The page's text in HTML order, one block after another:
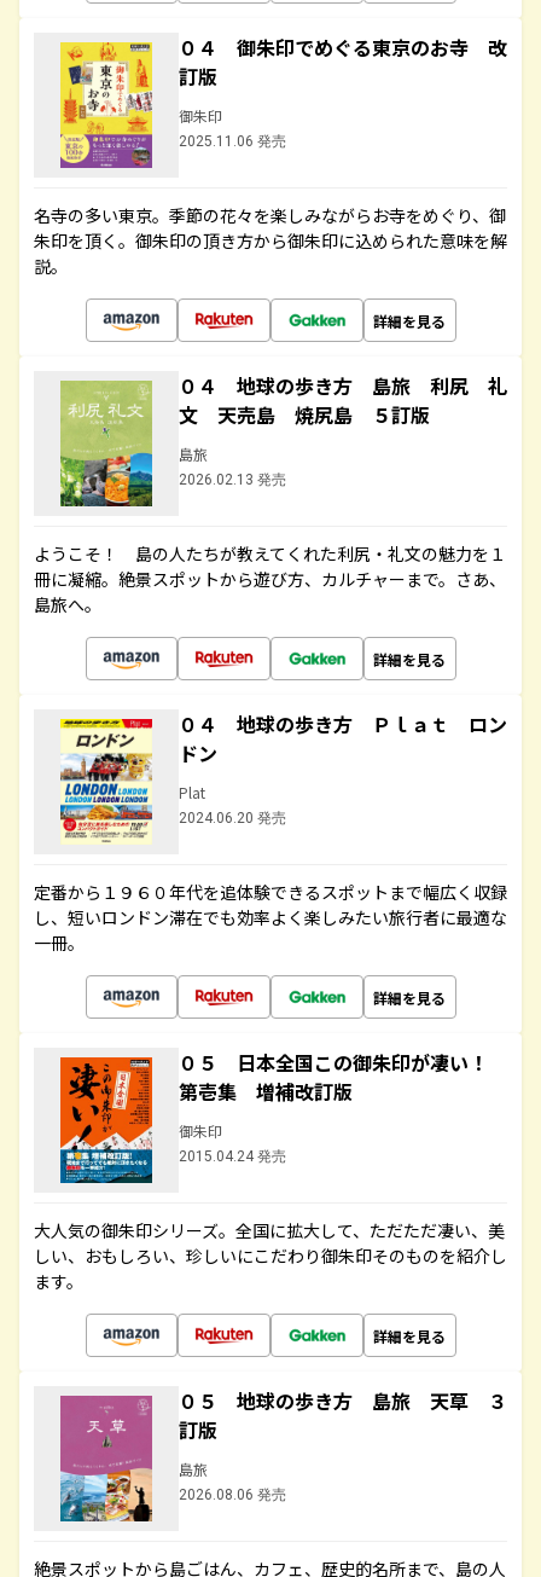
０４ 御朱印でめぐる東京のお寺 改
訂版
御朱印
2025.11.06 発売
名寺の多い東京。季節の花々を楽しみながらお寺をめぐり、御
朱印を頂く。御朱印の頂き方から御朱印に込められた意味を解
説。
詳細を見る
０４ 地球の歩き方 島旅 利尻 礼
文 天売島 焼尻島 ５訂版
島旅
2026.02.13 発売
ようこそ！ 島の人たちが教えてくれた利尻・礼文の魅力を１
冊に凝縮。絶景スポットから遊び方、カルチャーまで。さあ、
島旅へ。
詳細を見る
０４ 地球の歩き方 Ｐｌａｔ ロン
ドン
Plat
2024.06.20 発売
定番から１９６０年代を追体験できるスポットまで幅広く収録
し、短いロンドン滞在でも効率よく楽しみたい旅行者に最適な
一冊。
詳細を見る
０５ 日本全国この御朱印が凄い！
第壱集 増補改訂版
御朱印
2015.04.24 発売
大人気の御朱印シリーズ。全国に拡大して、ただただ凄い、美
しい、おもしろい、珍しいにこだわり御朱印そのものを紹介し
ます。
詳細を見る
０５ 地球の歩き方 島旅 天草 ３
訂版
島旅
2026.08.06 発売
絶景スポットから島ごはん、カフェ、歴史的名所まで、島の人